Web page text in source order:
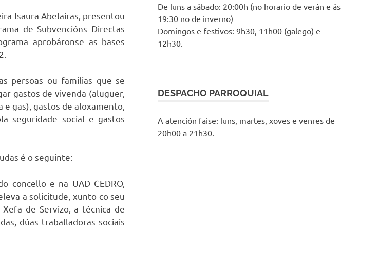
Isaura Abelairas, presentou
de Subvencións Directas
aprobáronse as bases
persoas ou familias que se
gastos de vivenda (aluguer,
gas), gastos de aloxamento,
seguridade social e gastos
é o seguinte:
concello e na UAD CEDRO,
a solicitude, xunto co seu
de Servizo, a técnica de
dúas traballadoras sociais
De luns a sábado: 20:00h (no horario de verán e ás
19:30 no de inverno)
Domingos e festivos: 9h30, 11h00 (galego) e
12h30.
DESPACHO PARROQUIAL
A atención faise: luns, martes, xoves e venres de
20h00 a 21h30.